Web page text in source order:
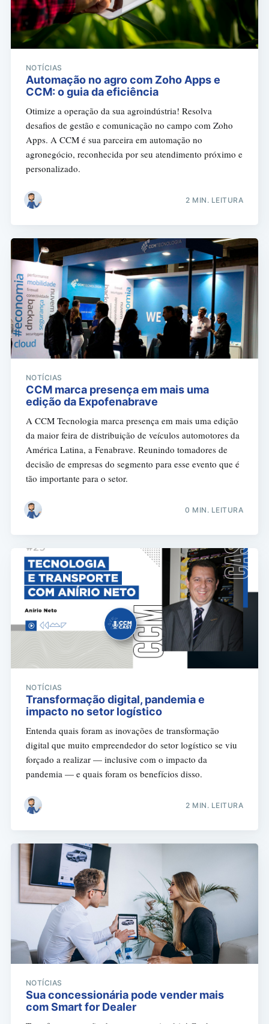
NOTÍCIAS
Automação no agro com Zoho Apps e
CCM: o guia da eficiência
Otimize a operação da sua agroindústria! Resolva
desafios de gestão e comunicação no campo com Zoho
Apps. A CCM é sua parceira em automação no
agronegócio, reconhecida por seu atendimento próximo e
personalizado.
2 MIN. LEITURA
NOTÍCIAS
CCM marca presença em mais uma
edição da Expofenabrave
A CCM Tecnologia marca presença em mais uma edição
da maior feira de distribuição de veículos automotores da
América Latina, a Fenabrave. Reunindo tomadores de
decisão de empresas do segmento para esse evento que é
tão importante para o setor.
0 MIN. LEITURA
NOTÍCIAS
Transformação digital, pandemia e
impacto no setor logístico
Entenda quais foram as inovações de transformação
digital que muito empreendedor do setor logístico se viu
forçado a realizar — inclusive com o impacto da
pandemia — e quais foram os benefícios disso.
2 MIN. LEITURA
NOTÍCIAS
Sua concessionária pode vender mais
com Smart for Dealer